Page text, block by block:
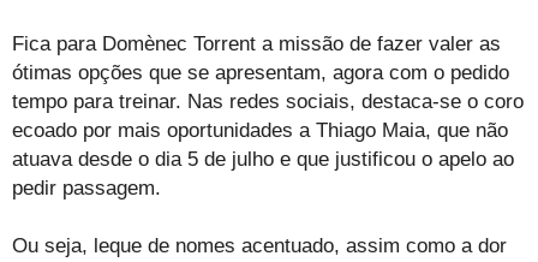
Fica para Domènec Torrent a missão de fazer valer as
ótimas opções que se apresentam, agora com o pedido
tempo para treinar. Nas redes sociais, destaca-se o coro
ecoado por mais oportunidades a Thiago Maia, que não
atuava desde o dia 5 de julho e que justificou o apelo ao
pedir passagem.
Ou seja, leque de nomes acentuado, assim como a dor